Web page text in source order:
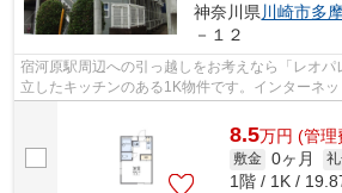
神奈川県 川崎市多
－１２
宿河原駅周辺への引っ越しをお考えなら「レオパ
立したキッチンのある1K物件です。インターネッ
件は駅から徒歩4分の物件です。レガー...
8.5万円 (管理
敷金 0ヶ月
1階 / 1K /